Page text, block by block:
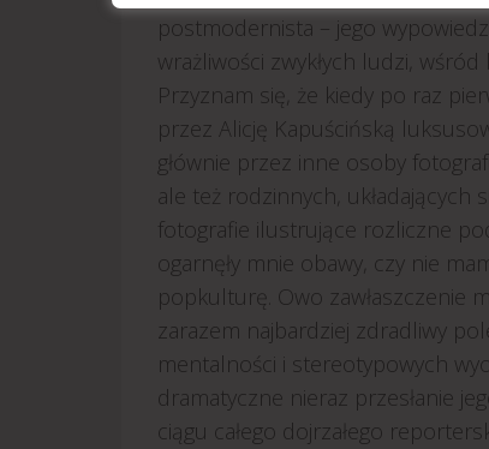
postmodernista – jego
wrażliwości zwykłych ludzi, wśród
Przyznam się, że kiedy po raz
przez Alicję Kapuścińską
głównie przez inne osoby
ale też rodzinnych,
fotografie ilustrujące rozliczne
ogarnęły mnie obawy, czy nie
popkulturę. Owo zawłaszczenie
zarazem najbardziej zdradliwy
mentalności i stereotypowych
dramatyczne nieraz przesłanie
ciągu całego dojrzałego